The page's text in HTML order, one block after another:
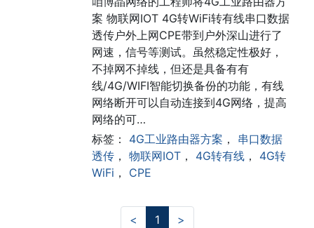
案 物联网IOT 4G转WiFi转有线串口数据
透传户外上网CPE带到户外深山进行了
网速，信号等测试。虽然稳定性极好，
不掉网不掉线，但还是具备有有
线/4G/WIFI智能切换备份的功能，有线
网络断开可以自动连接到4G网络，提高
网络的可…
标签： 4G工业路由器方案 ， 串口数据
透传 ， 物联网IOT ， 4G转有线 ， 4G转
WiFi ， CPE
< 1 >